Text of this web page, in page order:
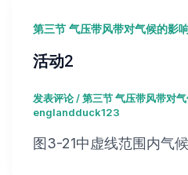
第三节 气压带风带对气候的影
活动2
发表评论/第三节 气压带风带对
englandduck123
图3-21中虚线范围内气